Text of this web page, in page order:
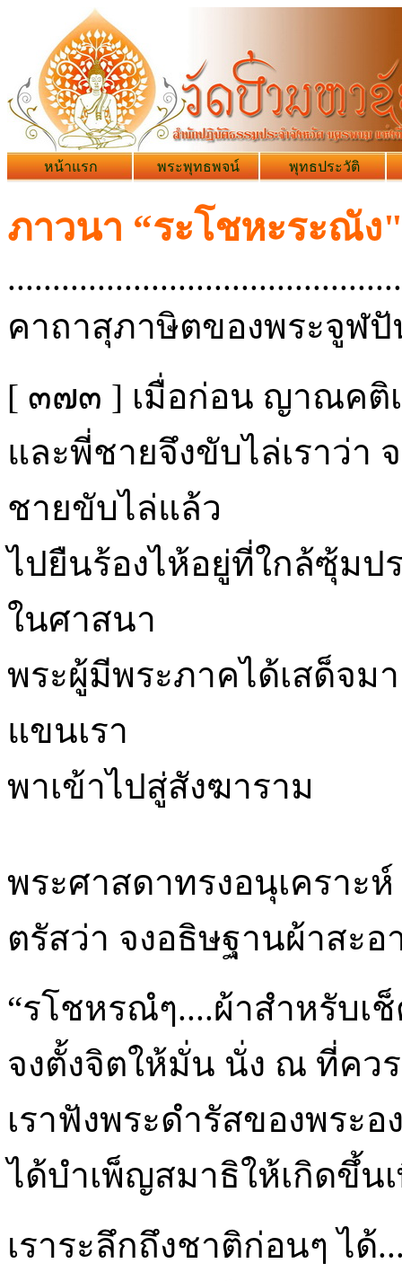
หน้าแรก พระพุทธพจน์ พุทธประวัติ
ภาวนา “ระโชหะระณัง
คาถาสุภาษิตของพระจูฬปั
[ ๓๗๓ ] เมื่อก่อน ญาณคติ
และพี่ชายจึงขับไล่เราว่า
ชายขับไล่แล้ว
ไปยืนร้องไห้อยู่ที่ใกล้ซุ้มป
ในศาสนา
พระผู้มีพระภาคได้เสด็จม
แขนเรา
พาเข้าไปสู่สังฆาราม
พระศาสดาทรงอนุเคราะ
ตรัสว่า จงอธิษฐานผ้าสะ
“รโชหรณํๆ....ผ้าสำหรับเ
จงตั้งจิตให้มั่น นั่ง ณ ที่คว
เราฟังพระดำรัสของพระ
ได้บำเพ็ญสมาธิให้เกิดขึ้น
เราระลึกถึงชาติก่อนๆ ได้